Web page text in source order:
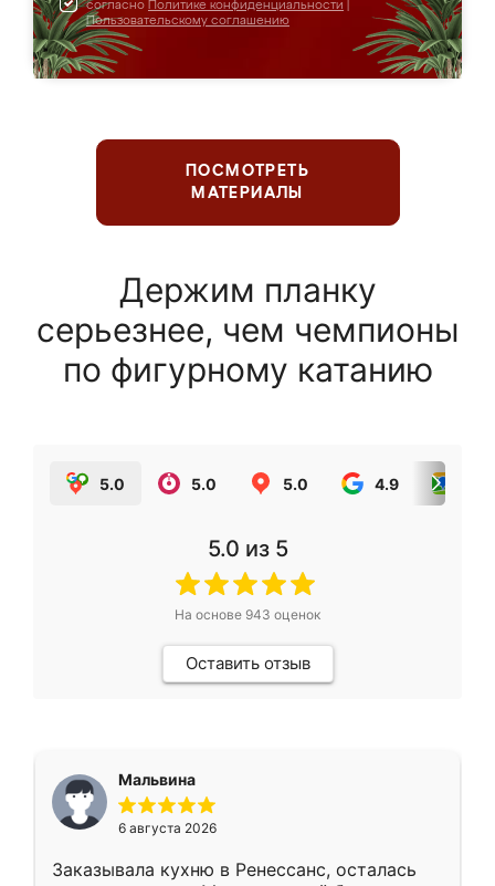
согласно Политике конфиденциальности
Пользовательскому соглашению
ПОСМОТРЕТЬ
МАТЕРИАЛЫ
Держим планку
серьезнее, чем чемпионы
по фигурному катанию
5.0 5.0 5.0 4.9
5.0 из 5
На основе 943 оценок
Оставить отзыв
Мальвина
6 августа 2026
Заказывала кухню в Ренессанс, осталась